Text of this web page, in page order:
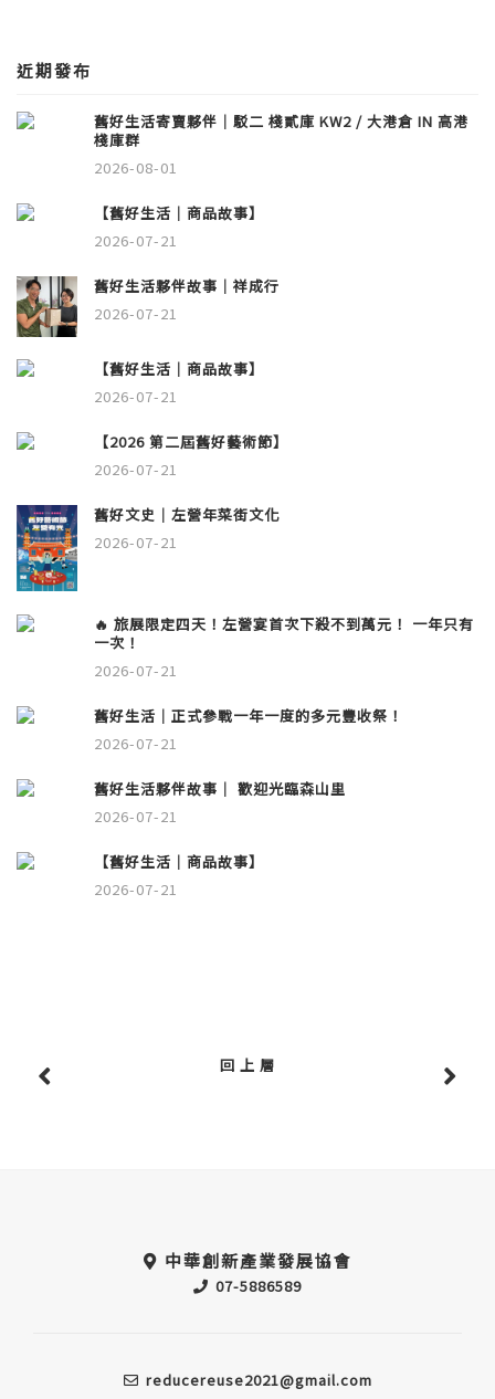
近期發布
舊好生活寄賣夥伴｜駁二 棧貳庫 KW2 / 大港倉 IN 高港
棧庫群
2026-08-01
【舊好生活｜商品故事】
2026-07-21
舊好生活夥伴故事｜祥成行
2026-07-21
【舊好生活｜商品故事】
2026-07-21
【2026 第二屆舊好藝術節】
2026-07-21
舊好文史｜左營年菜街文化
2026-07-21
🔥 旅展限定四天！左營宴首次下殺不到萬元！ 一年只有
一次！
2026-07-21
舊好生活｜正式參戰一年一度的多元豐收祭！
2026-07-21
舊好生活夥伴故事｜ 歡迎光臨森山里
2026-07-21
【舊好生活｜商品故事】
2026-07-21
回 上 層
中華創新產業發展協會
07-5886589
reducereuse2021@gmail.com